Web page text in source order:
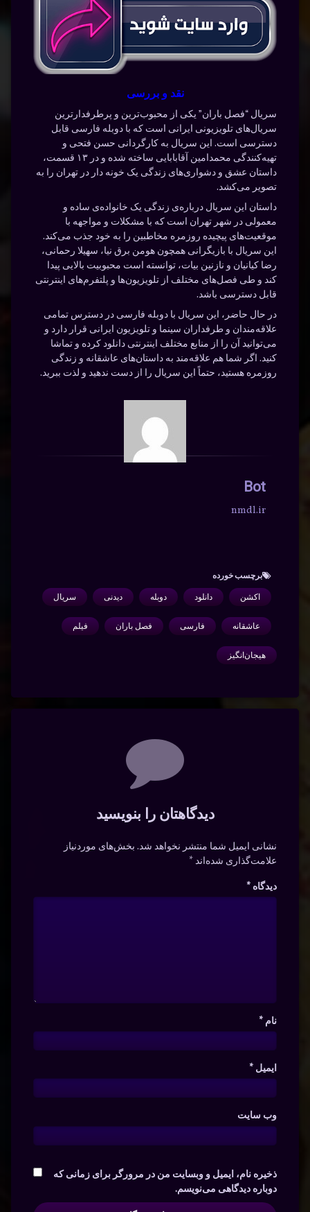
نقد و بررسی
سریال “فصل باران” یکی از محبوب‌ترین و پرطرفدارترین
سریال‌های تلویزیونی ایرانی است که با دوبله فارسی قابل
دسترسی است. این سریال به کارگردانی حسن فتحی و
تهیه‌کنندگی محمدامین آقابابایی ساخته شده و در ۱۳ قسمت،
داستان عشق و دشواری‌های زندگی یک خونه دار در تهران را به
تصویر می‌کشد.
داستان این سریال درباره‌ی زندگی یک خانواده‌ی ساده و
معمولی در شهر تهران است که با مشکلات و مواجهه با
موقعیت‌های پیچیده روزمره مخاطبین را به خود جذب می‌کند.
این سریال با بازیگرانی همچون هومن برق نیا، سهیلا رحمانی،
رضا کیانیان و نازنین بیات، توانسته است محبوبیت بالایی پیدا
کند و طی فصل‌های مختلف از تلویزیون‌ها و پلتفرم‌های اینترنتی
قابل دسترسی باشد.
در حال حاضر، این سریال با دوبله فارسی در دسترس تمامی
علاقه‌مندان و طرفداران سینما و تلویزیون ایرانی قرار دارد و
می‌توانید آن را از منابع مختلف اینترنتی دانلود کرده و تماشا
کنید. اگر شما هم علاقه‌مند به داستان‌های عاشقانه و زندگی
روزمره هستید، حتماً این سریال را از دست ندهید و لذت ببرید.
Bot
nmdl.ir
برچسب‌ خورده
اکشن دانلود دوبله دیدنی سریال
عاشقانه فارسی فصل باران فیلم
هیجان‌انگیز
دیدگاهتان را بنویسید
نشانی ایمیل شما منتشر نخواهد شد. بخش‌های موردنیاز
علامت‌گذاری شده‌اند*
دیدگاه *
نام *
ایمیل *
وب‌ سایت
ذخیره نام، ایمیل و وبسایت من در مرورگر برای زمانی که
دوباره دیدگاهی می‌نویسم.